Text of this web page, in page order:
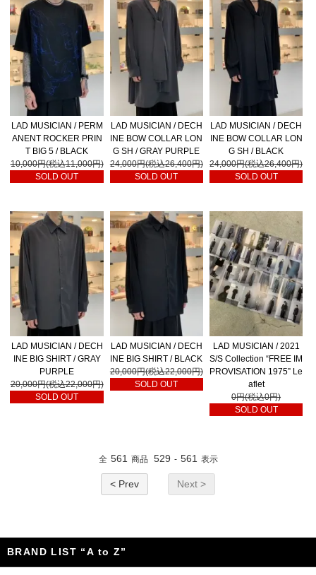
LAD MUSICIAN / PERM
ANENT ROCKER PRIN
T BIG 5 / BLACK
10,000円(税込11,000円)
SOLD OUT
LAD MUSICIAN / DECH
INE BOW COLLAR LON
G SH / GRAY PURPLE
24,000円(税込26,400円)
SOLD OUT
LAD MUSICIAN / DECH
INE BOW COLLAR LON
G SH / BLACK
24,000円(税込26,400円)
SOLD OUT
LAD MUSICIAN / DECH
INE BIG SHIRT / GRAY
PURPLE
20,000円(税込22,000円)
SOLD OUT
LAD MUSICIAN / DECH
INE BIG SHIRT / BLACK
20,000円(税込22,000円)
SOLD OUT
LAD MUSICIAN / 2021
S/S Collection “FREE IM
PROVISATION 1975” Le
aflet
0円(税込0円)
SOLD OUT
全 561 商品 529 - 561 表示
< Prev Next >
BRAND LIST “A to Z”